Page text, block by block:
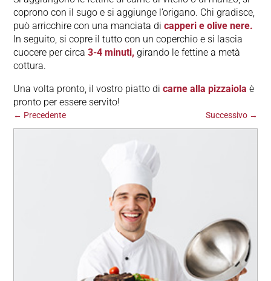
coprono con il sugo e si aggiunge l’origano. Chi gradisce,
può arricchire con una manciata dicapperi e olive nere.
In seguito, si copre il tutto con un coperchio e si lascia
cuocere per circa3-4 minuti, girando le fettine a metà
cottura.
Una volta pronto, il vostro piatto dicarne alla pizzaiola è
pronto per essere servito!
← Precedente Successivo→